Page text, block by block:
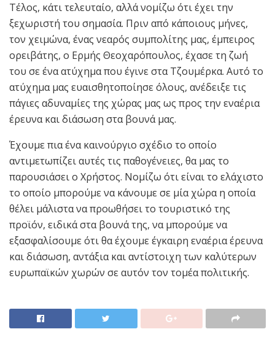
Τέλος, κάτι τελευταίο, αλλά νομίζω ότι έχει την
ξεχωριστή του σημασία. Πριν από κάποιους μήνες,
τον χειμώνα, ένας νεαρός συμπολίτης μας, έμπειρος
ορειβάτης, ο Ερμής Θεοχαρόπουλος, έχασε τη ζωή
του σε ένα ατύχημα που έγινε στα Τζουμέρκα. Αυτό το
ατύχημα μας ευαισθητοποίησε όλους, ανέδειξε τις
πάγιες αδυναμίες της χώρας μας ως προς την εναέρια
έρευνα και διάσωση στα βουνά μας.
Έχουμε πια ένα καινούργιο σχέδιο το οποίο
αντιμετωπίζει αυτές τις παθογένειες, θα μας το
παρουσιάσει ο Χρήστος. Νομίζω ότι είναι το ελάχιστο
το οποίο μπορούμε να κάνουμε σε μία χώρα η οποία
θέλει μάλιστα να προωθήσει το τουριστικό της
προϊόν, ειδικά στα βουνά της, να μπορούμε να
εξασφαλίσουμε ότι θα έχουμε έγκαιρη εναέρια έρευνα
και διάσωση, αντάξια και αντίστοιχη των καλύτερων
ευρωπαϊκών χωρών σε αυτόν τον τομέα πολιτικής.